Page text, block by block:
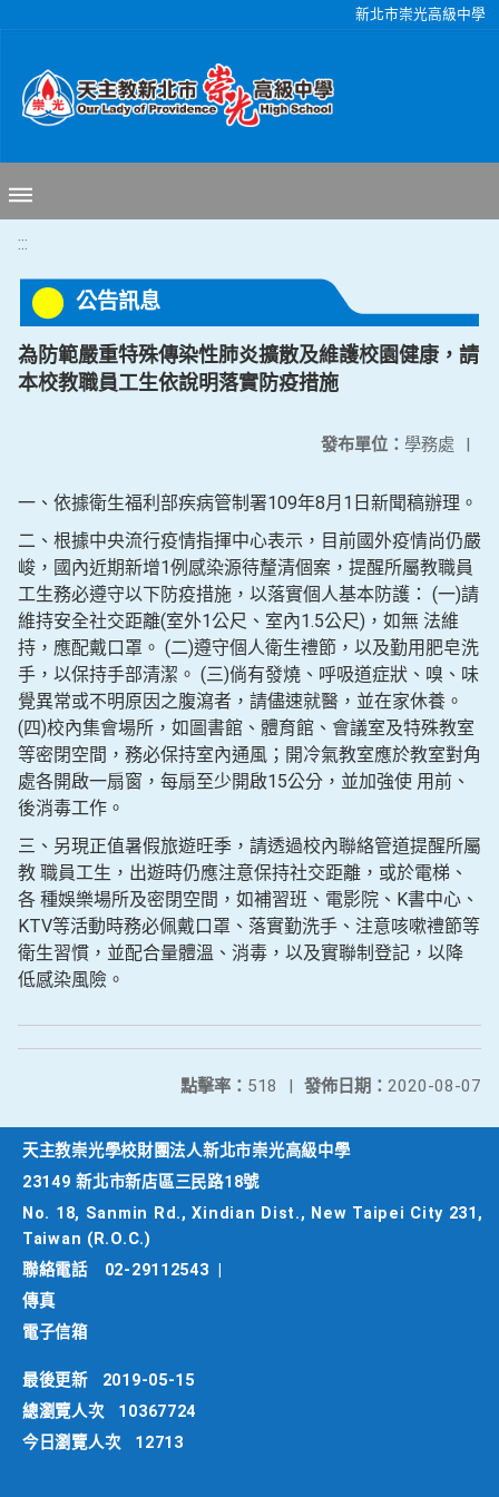
新北市崇光高級中學
:::
公告訊息
為防範嚴重特殊傳染性肺炎擴散及維護校園健康，請
本校教職員工生依說明落實防疫措施
發布單位： 學務處 |
一、依據衛生福利部疾病管制署109年8月1日新聞稿辦理。
二、根據中央流行疫情指揮中心表示，目前國外疫情尚仍嚴
峻，國內近期新增1例感染源待釐清個案，提醒所屬教職員
工生務必遵守以下防疫措施，以落實個人基本防護： (一)請
維持安全社交距離(室外1公尺、室內1.5公尺)，如無 法維
持，應配戴口罩。 (二)遵守個人衛生禮節，以及勤用肥皂洗
手，以保持手部清潔。 (三)倘有發燒、呼吸道症狀、嗅、味
覺異常或不明原因之腹瀉者，請儘速就醫，並在家休養。
(四)校內集會場所，如圖書館、體育館、會議室及特殊教室
等密閉空間，務必保持室內通風；開冷氣教室應於教室對角
處各開啟一扇窗，每扇至少開啟15公分，並加強使 用前、
後消毒工作。
三、另現正值暑假旅遊旺季，請透過校內聯絡管道提醒所屬
教 職員工生，出遊時仍應注意保持社交距離，或於電梯、
各 種娛樂場所及密閉空間，如補習班、電影院、K書中心、
KTV等活動時務必佩戴口罩、落實勤洗手、注意咳嗽禮節等
衛生習慣，並配合量體溫、消毒，以及實聯制登記，以降
低感染風險。
發佈日期： 2020-08-07
點擊率： 518 |
天主教崇光學校財團法人新北市崇光高級中學
23149 新北市新店區三民路18號
No. 18, Sanmin Rd., Xindian Dist., New Taipei City 231,
Taiwan (R.O.C.)
聯絡電話
02-29112543
傳真
電子信箱
最後更新
2019-05-15
總瀏覽人次
10367724
今日瀏覽人次
12713